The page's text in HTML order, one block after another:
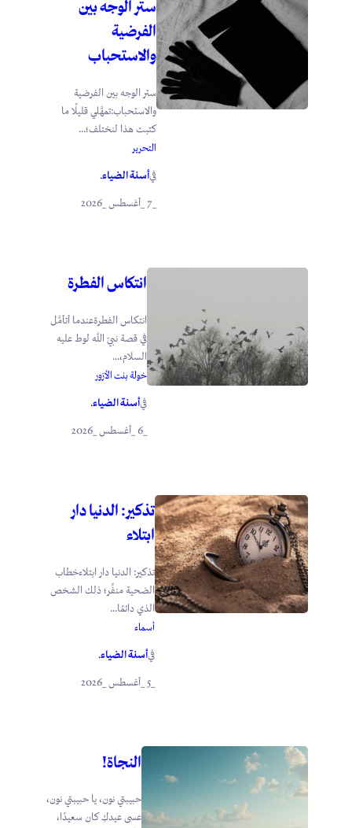
ستر الوجه بين
الفرضية
والاستحباب
ستر الوجه بين الفرضية
والاستحباب:تمهَّلي قليلًا ما
كتبت هذا لنختلف؛...
التحرير
فيأسنة الضياء.
انتكاس الفطرة
انتكاس الفطرةعندما أتأمَّل
في قصة نبيّ الله لوط عليه
السلام،...
خولة بنت الأزور
فيأسنة الضياء.
تذكير: الدنيا دار
ابتلاء
تذكير: الدنيا دار ابتلاءخطاب
الضحية منفِّر؛ ذلك الشخص
الذي دائمًا...
أسماء
فيأسنة الضياء.
_5 _أغسطس _2026
النجاة!
حبيبتي نون، يا حبيبتي نون،
عسى عيدكِ كان سعيدًا،